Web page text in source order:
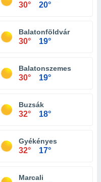
30° 20°
Balatonföldvár
30° 19°
Balatonszemes
30° 19°
Buzsák
32° 18°
Gyékényes
32° 17°
Marcali